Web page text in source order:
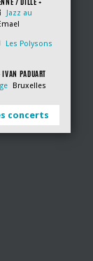
Jazz au
Les Polysons
IVAN PADUART
Bruxelles
concerts